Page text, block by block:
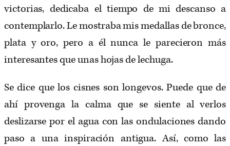
victorias, dedicaba el tiempo de mi descanso a
contemplarlo. Le mostraba mis medallas de bronce,
plata y oro, pero a él nunca le parecieron más
interesantes que unas hojas de lechuga.
Se dice que los cisnes son longevos. Puede que de
ahí provenga la calma que se siente al verlos
deslizarse por el agua con las ondulaciones dando
paso a una inspiración antigua. Así, como las